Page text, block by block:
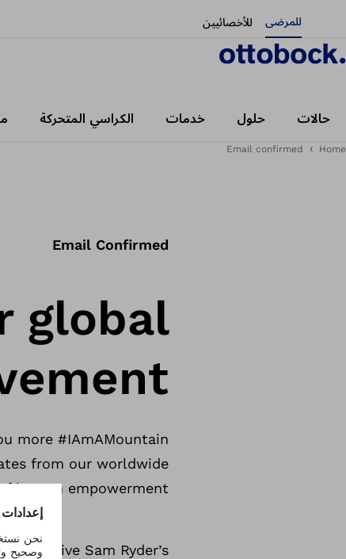
للمرضى للأخصائيين
حالات حلول خدمات الكراسي المتحركة
Home
Email confirmed
Email Confirmed
global
more #IAmAMountain
from our worldwide
human empowerment.
to relive Sam Ryder’s